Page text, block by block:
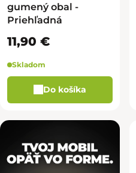
gumený obal -
Priehľadná
11,90 €
Skladom
Do košíka